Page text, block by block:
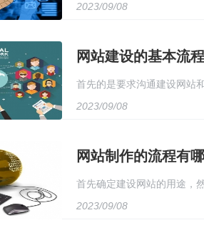
2023/09/08
网站建设的基本流
首先的是要求沟通建设网站
站服务器部署、然后是网站
2023/09/08
网站制作的流程有
首先确定建设网站的用途，
2023/09/08